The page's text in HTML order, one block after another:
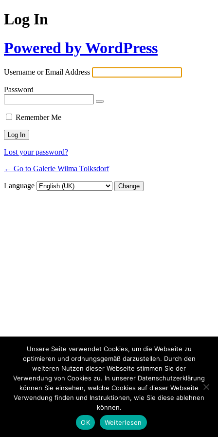
Log In
Powered by WordPress
Username or Email Address
Password
Remember Me
Lost your password?
← Go to Galerie Wilma Tolksdorf
Language
Unsere Seite verwendet Cookies, um die Webseite zu
optimieren und ordnungsgemäß darzustellen. Durch den
weiteren Nutzen dieser Webseite stimmen Sie der
Verwendung von Cookies zu. In unserer Datenschutzerklärung
können Sie einsehen, welche Cookies auf dieser Webseite
Verwendung finden und Instruktionen, wie Sie diese ablehnen
können.
OK
Weiterlesen